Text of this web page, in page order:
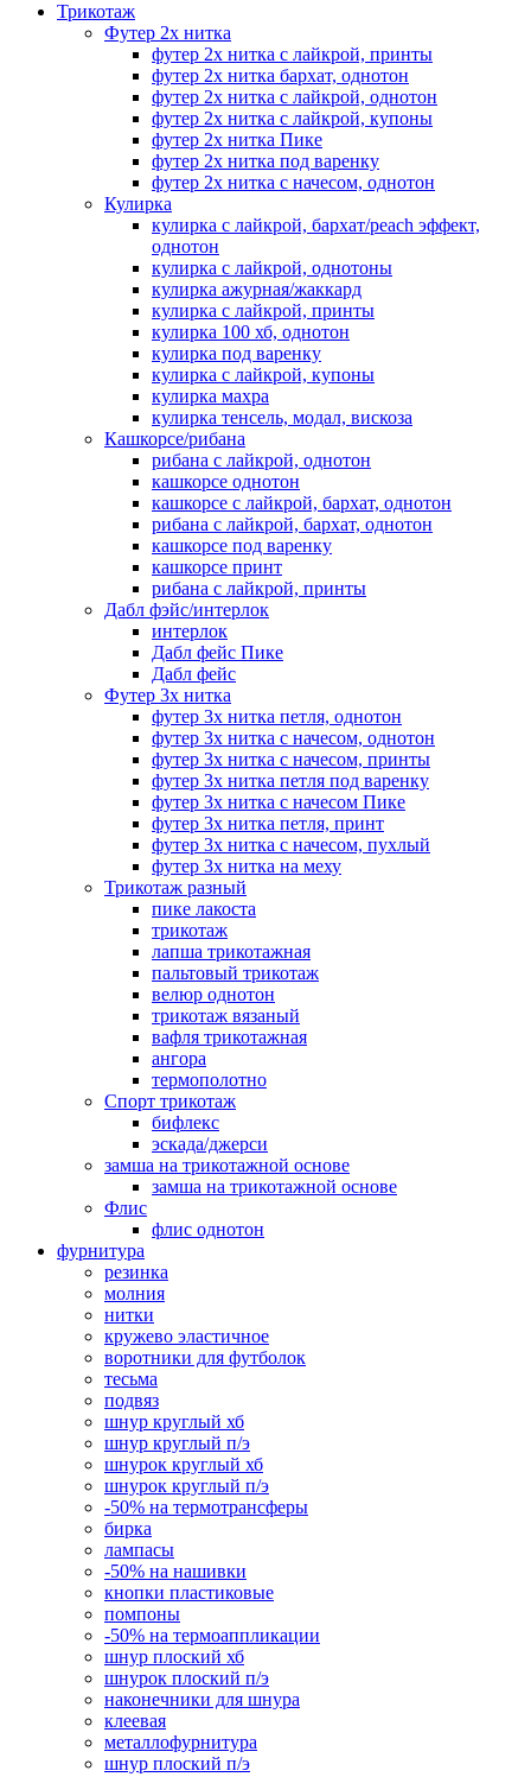
Трикотаж
Футер 2х нитка
футер 2х нитка с лайкрой, принты
футер 2х нитка бархат, однотон
футер 2х нитка с лайкрой, однотон
футер 2х нитка с лайкрой, купоны
футер 2х нитка Пике
футер 2х нитка под варенку
футер 2х нитка с начесом, однотон
Кулирка
кулирка с лайкрой, бархат/peach эффект,
однотон
кулирка с лайкрой, однотоны
кулирка ажурная/жаккард
кулирка с лайкрой, принты
кулирка 100 хб, однотон
кулирка под варенку
кулирка с лайкрой, купоны
кулирка махра
кулирка тенсель, модал, вискоза
Кашкорсе/рибана
рибана с лайкрой, однотон
кашкорсе однотон
кашкорсе с лайкрой, бархат, однотон
рибана с лайкрой, бархат, однотон
кашкорсе под варенку
кашкорсе принт
рибана с лайкрой, принты
Дабл фэйс/интерлок
интерлок
Дабл фейс Пике
Дабл фейс
Футер 3х нитка
футер 3х нитка петля, однотон
футер 3х нитка с начесом, однотон
футер 3х нитка с начесом, принты
футер 3х нитка петля под варенку
футер 3х нитка с начесом Пике
футер 3х нитка петля, принт
футер 3х нитка с начесом, пухлый
футер 3х нитка на меху
Трикотаж разный
пике лакоста
трикотаж
лапша трикотажная
пальтовый трикотаж
велюр однотон
трикотаж вязаный
вафля трикотажная
ангора
термополотно
Спорт трикотаж
бифлекс
эскада/джерси
замша на трикотажной основе
замша на трикотажной основе
Флис
флис однотон
фурнитура
резинка
молния
нитки
кружево эластичное
воротники для футболок
тесьма
подвяз
шнур круглый хб
шнур круглый п/э
шнурок круглый хб
шнурок круглый п/э
-50% на термотрансферы
бирка
лампасы
-50% на нашивки
кнопки пластиковые
помпоны
-50% на термоаппликации
шнур плоский хб
шнурок плоский п/э
наконечники для шнура
клеевая
металлофурнитура
шнур плоский п/э